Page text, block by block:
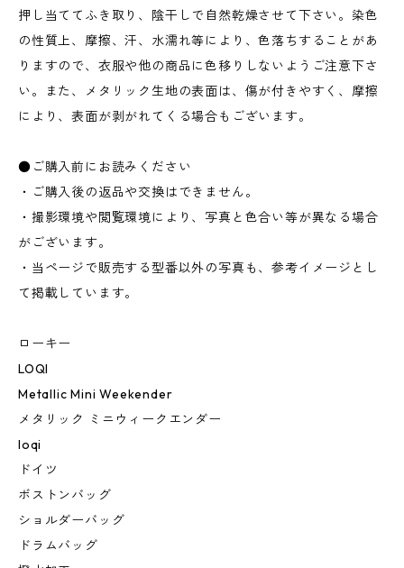
押し当ててふき取り、陰干しで自然乾燥させて下さい。染色
の性質上、摩擦、汗、水濡れ等により、色落ちすることがあ
りますので、衣服や他の商品に色移りしないようご注意下さ
い。また、メタリック生地の表面は、傷が付きやすく、摩擦
により、表面が剥がれてくる場合もございます。
●ご購入前にお読みください
・ご購入後の返品や交換はできません。
・撮影環境や閲覧環境により、写真と色合い等が異なる場合
がございます。
・当ページで販売する型番以外の写真も、参考イメージとし
て掲載しています。
ローキー
LOQI
Metallic Mini Weekender
メタリック ミニウィークエンダー
loqi
ドイツ
ボストンバッグ
ショルダーバッグ
ドラムバッグ